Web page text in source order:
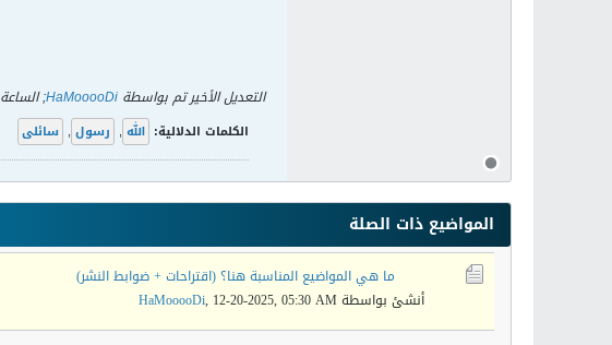
التعديل الأخير تم بواسطة HaMooooDi; الساعة
الكلمات الدلالية: الله , رسول , سائلى
المواضيع ذات الصلة
ما هي المواضيع المناسبة هنا؟ (اقتراحات + ضوابط النشر)
أنشئ بواسطة
HaMooooDi, 12-20-2025, 05:30 AM